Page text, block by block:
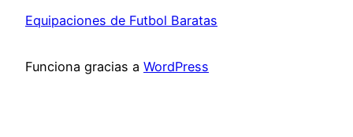
Equipaciones de Futbol Baratas
Funciona gracias a WordPress